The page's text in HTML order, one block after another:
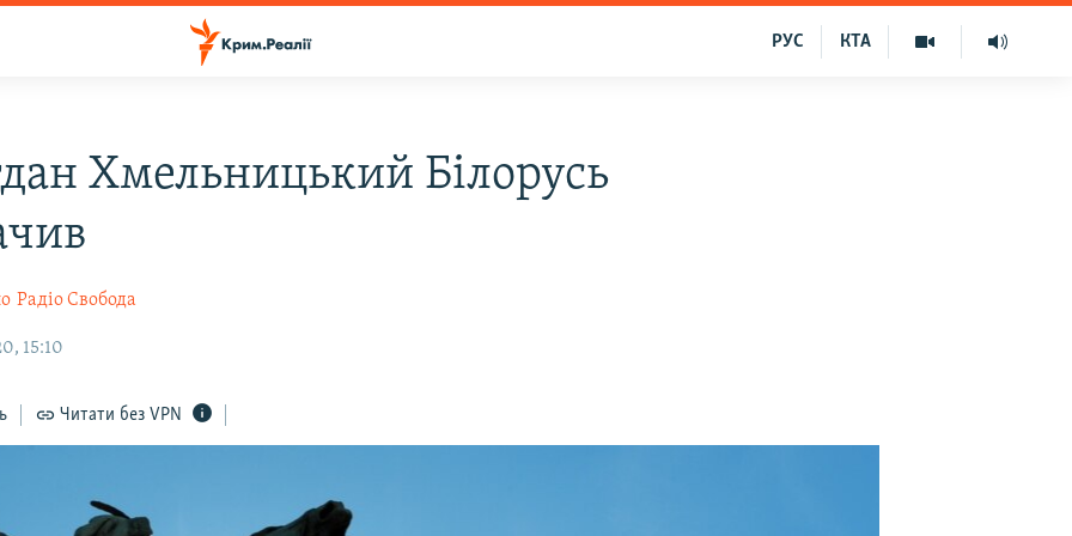
КТА
РУС
Хмельницький Білорусь
Радіо Свобода
15:10
Читати без VPN